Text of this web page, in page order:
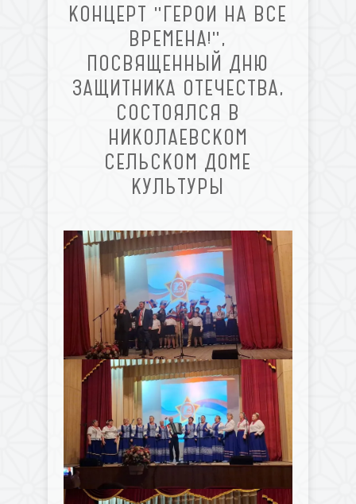
КОНЦЕРТ "ГЕРОИ НА ВСЕ
ВРЕМЕНА!",
ПОСВЯЩЕННЫЙ ДНЮ
ЗАЩИТНИКА ОТЕЧЕСТВА,
СОСТОЯЛСЯ В
НИКОЛАЕВСКОМ
СЕЛЬСКОМ ДОМЕ
КУЛЬТУРЫ